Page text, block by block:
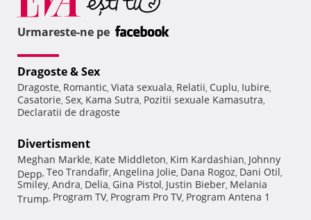
Urmareste-ne pe
Dragoste & Sex
Dragoste, Romantic, Viata sexuala, Relatii, Cuplu, Iubire,
Casatorie, Sex, Kama Sutra, Pozitii sexuale Kamasutra,
Declaratii de dragoste
Divertisment
Meghan Markle, Kate Middleton, Kim Kardashian, Johnny
Depp, Teo Trandafir, Angelina Jolie, Dana Rogoz, Dani Otil,
Smiley, Andra, Delia, Gina Pistol, Justin Bieber, Melania
Trump, Program TV, Program Pro TV, Program Antena 1